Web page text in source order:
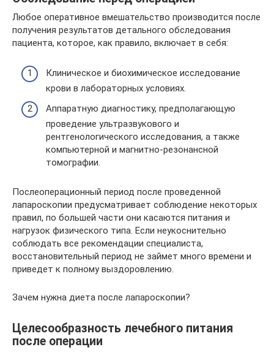
Любое оперативное вмешательство производится после
получения результатов детального обследования
пациента, которое, как правило, включает в себя:
Клиническое и биохимическое исследование
крови в лабораторных условиях.
Аппаратную диагностику, предполагающую
проведение ультразвукового и
рентгенологического исследования, а также
компьютерной и магнитно-резонансной
томографии.
Послеоперационный период после проведенной
лапароскопии предусматривает соблюдение некоторых
правил, по большей части они касаются питания и
нагрузок физического типа. Если неукоснительно
соблюдать все рекомендации специалиста,
восстановительный период не займет много времени и
приведет к полному выздоровлению.
Зачем нужна диета после лапароскопии?
Целесообразность лечебного питания
после операции